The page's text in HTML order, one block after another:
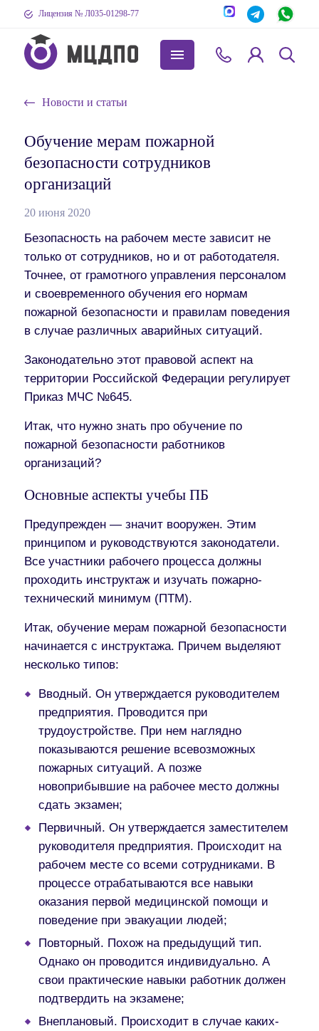
Лицензия № Л035-01298-77
Новости и статьи
Обучение мерам пожарной
безопасности сотрудников
организаций
20 июня 2020
Безопасность на рабочем месте зависит не
только от сотрудников, но и от работодателя.
Точнее, от грамотного управления персоналом
и своевременного обучения его нормам
пожарной безопасности и правилам поведения
в случае различных аварийных ситуаций.
Законодательно этот правовой аспект на
территории Российской Федерации регулирует
Приказ МЧС №645.
Итак, что нужно знать про обучение по
пожарной безопасности работников
организаций?
Основные аспекты учебы ПБ
Предупрежден — значит вооружен. Этим
принципом и руководствуются законодатели.
Все участники рабочего процесса должны
проходить инструктаж и изучать пожарно-
технический минимум (ПТМ).
Итак, обучение мерам пожарной безопасности
начинается с инструктажа. Причем выделяют
несколько типов:
Вводный. Он утверждается руководителем
предприятия. Проводится при
трудоустройстве. При нем наглядно
показываются решение всевозможных
пожарных ситуаций. А позже
новоприбывшие на рабочее место должны
сдать экзамен;
Первичный. Он утверждается заместителем
руководителя предприятия. Происходит на
рабочем месте со всеми сотрудниками. В
процессе отрабатываются все навыки
оказания первой медицинской помощи и
поведение при эвакуации людей;
Повторный. Похож на предыдущий тип.
Однако он проводится индивидуально. А
свои практические навыки работник должен
подтвердить на экзамене;
Внеплановый. Происходит в случае каких-